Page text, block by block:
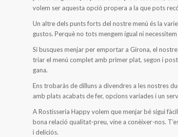
volem ser aquesta opció propera a la que pots
Un altre dels punts forts del nostre menú és la
gustos. Perquè no tots mengem igual ni
Si busques menjar per emportar a Girona, el
triar el menú complet amb primer plat, segon i
gana.
Ens trobaràs de dilluns a divendres a les nostres
amb plats acabats de fer, opcions variades i un
A Rostisseria Happy volem que menjar bé sigui
bona relació qualitat-preu, vine a conèixer-nos.
i deliciós.